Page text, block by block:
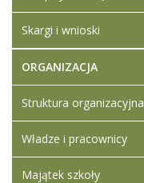
Ogłoszenie o
naborze na
wolne
pracy -
wychowawca
internatu
Klauzula
informacyjna
Skargi i wnioski
ORGANIZACJA
Struktura organizacyjna
Władze i pracownicy
Majątek szkoły